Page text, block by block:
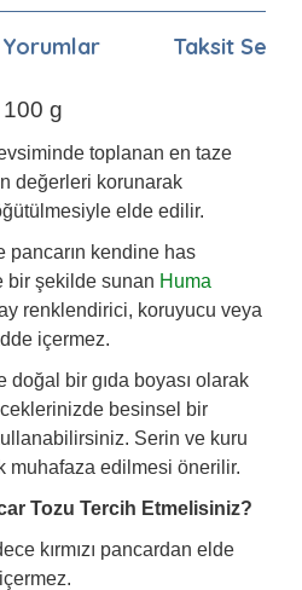
Yorumlar Taksit
g
toplanan en taze
değerleri korunarak
elde edilir.
pancarın kendine has
bir şekilde sunan Huma
renklendirici, koruyucu veya
içermez.
doğal bir gıda boyası olarak
besinsel bir
Serin ve kuru
muhafaza edilmesi önerilir.
Tozu Tercih Etmelisiniz?
kırmızı pancardan elde